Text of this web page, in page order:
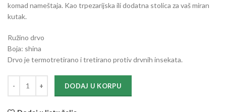
komad nameštaja. Kao trpezarijska ili dodatna stolica za vaš miran
kutak.
Ružino drvo
Boja: shina
Drvo je termotretirano i tretirano protiv drvnih insekata.
DODAJ U KORPU